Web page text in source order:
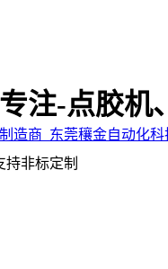
注-点胶机
持非标定制